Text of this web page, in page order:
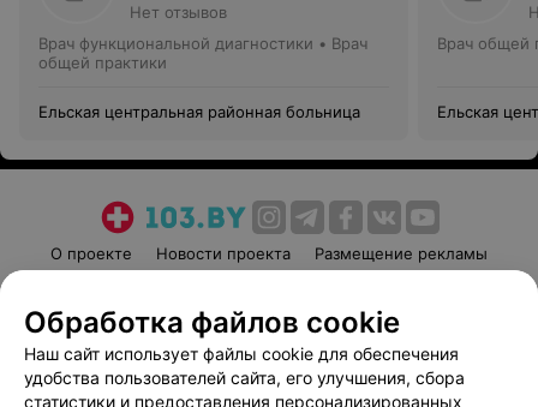
Нет отзывов
Врач функциональной диагностики • Врач
общей практики
Ельская центральная районная больница
Врач общей
Ельская
О проекте Новости проекта
Размещение рекламы
Пользовательское соглашение
Способы оплаты
Вакансии
Партнеры
Написать руководителю 103.by
Обработка файлов cookie
Наш сайт использует файлы cookie для обеспечения
удобства пользователей сайта, его улучшения, сбора
статистики и предоставления персонализированных